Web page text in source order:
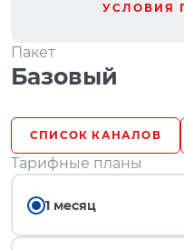
УСЛОВИЯ
Пакет
Базовый
СПИСОК КАНАЛОВ
Тарифные планы
1 месяц